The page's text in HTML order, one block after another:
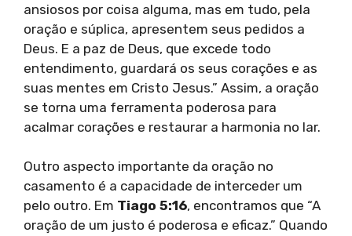
ansiosos por coisa alguma, mas em tudo, pela
oração e súplica, apresentem seus pedidos a
Deus. E a paz de Deus, que excede todo
entendimento, guardará os seus corações e as
suas mentes em Cristo Jesus.” Assim, a oração
se torna uma ferramenta poderosa para
acalmar corações e restaurar a harmonia no lar.
Outro aspecto importante da oração no
casamento é a capacidade de interceder um
pelo outro. Em Tiago 5:16, encontramos que “A
oração de um justo é poderosa e eficaz.” Quando